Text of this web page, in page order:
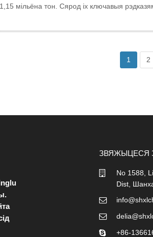
1,15 мільёна тон. Сярод іх ключавыя
1 2
ЗВЯЖЫЦЕСЯ
No 1588,
Dist,
+86-